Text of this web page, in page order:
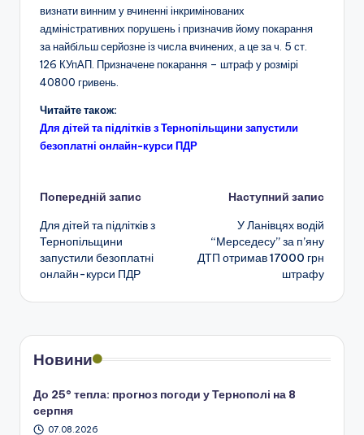
визнати винним у вчиненні інкримінованих
адміністративних порушень і призначив йому покарання
за найбільш серйозне із числа вчинених, а це за ч. 5 ст.
126 КУпАП. Призначене покарання – штраф у розмірі
40800 гривень.
Читайте також:
Для дітей та підлітків з Тернопільщини запустили
безоплатні онлайн-курси ПДР
Навігація
по
запису
Попередній запис
Для дітей та підлітків з
Тернопільщини
запустили безоплатні
онлайн-курси ПДР
Наступний запис
У Ланівцях водій
“Мерседесу” за п’яну
ДТП отримав 17000 грн
штрафу
Новини
До 25° тепла: прогноз погоди у Тернополі на 8
серпня
07.08.2026